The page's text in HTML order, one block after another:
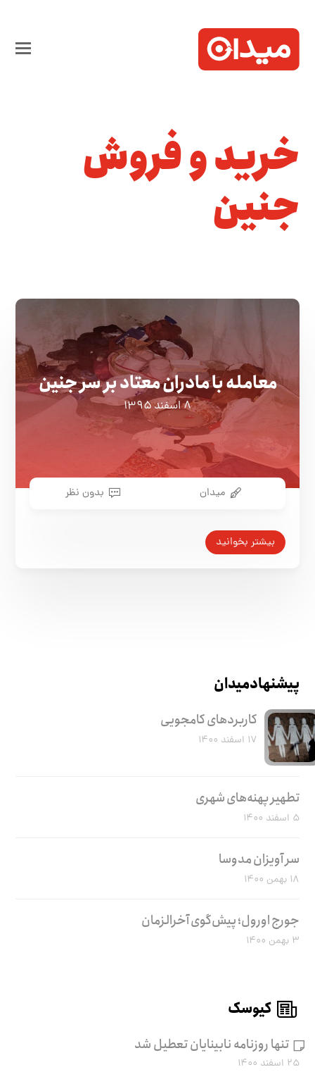
خرید و فروش
جنین
معامله با مادران معتاد بر سر جنین
۸ اسفند ۱۳۹۵
میدان بدون نظر
بیشتر بخوانید
پیشنهاد میدان
کاربرد‌های کامجویی
۱۷ اسفند ۱۴۰۰
تطهیر پهنه‌های شهری
۵ اسفند ۱۴۰۰
سر آویزان مدوسا
۱۸ بهمن ۱۴۰۰
جورج اورول؛ پیش‌گوی آخرالزمان
۳ بهمن ۱۴۰۰
کیوسک
تنها روزنامه نابینایان تعطیل شد
۲۵ اسفند ۱۴۰۰